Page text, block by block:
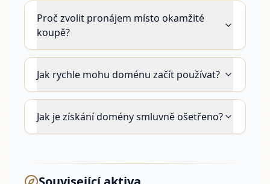
Proč zvolit pronájem místo okamžité
koupě?
Jak rychle mohu doménu začít používat?
Jak je získání domény smluvně ošetřeno?